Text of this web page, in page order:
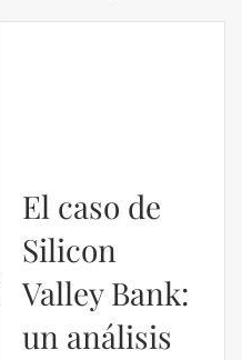
wp-
un análisis
financiero –
Daniel